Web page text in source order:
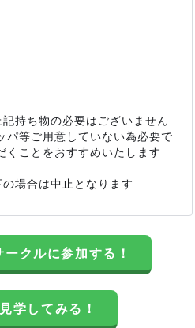
持ち物の必要はございません
パ等ご用意していない為必要で
くことをおすすめいたします
場合は中止となります
ークルに参加する！
見学してみる！